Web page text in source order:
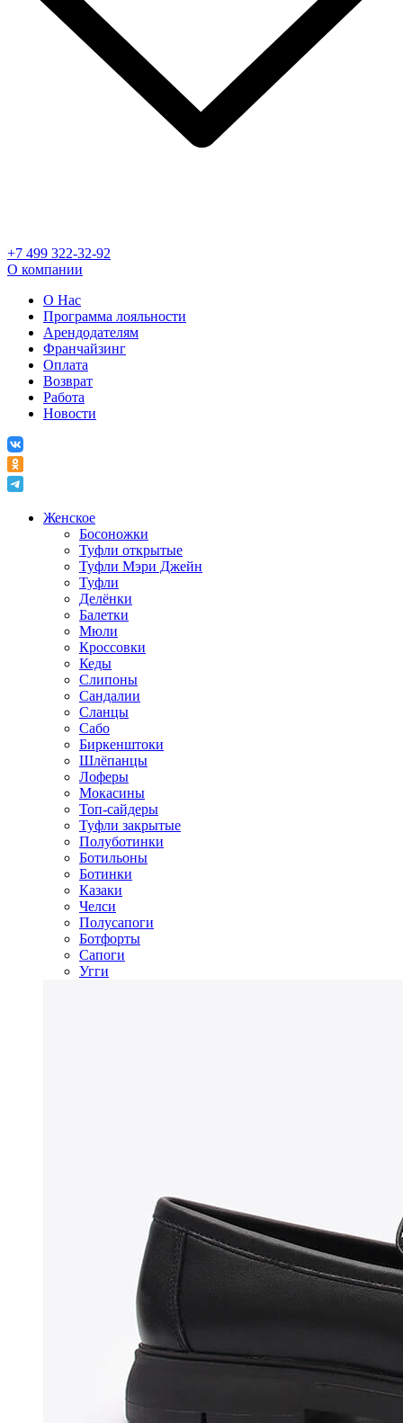
+7 499 322-32-92
О компании
О Нас
Программа лояльности
Арендодателям
Франчайзинг
Оплата
Возврат
Работа
Новости
Женское
Босоножки
Туфли открытые
Туфли Мэри Джейн
Туфли
Делёнки
Балетки
Мюли
Кроссовки
Кеды
Слипоны
Сандалии
Сланцы
Сабо
Биркенштоки
Шлёпанцы
Лоферы
Мокасины
Топ-сайдеры
Туфли закрытые
Полуботинки
Ботильоны
Ботинки
Казаки
Челси
Полусапоги
Ботфорты
Сапоги
Угги